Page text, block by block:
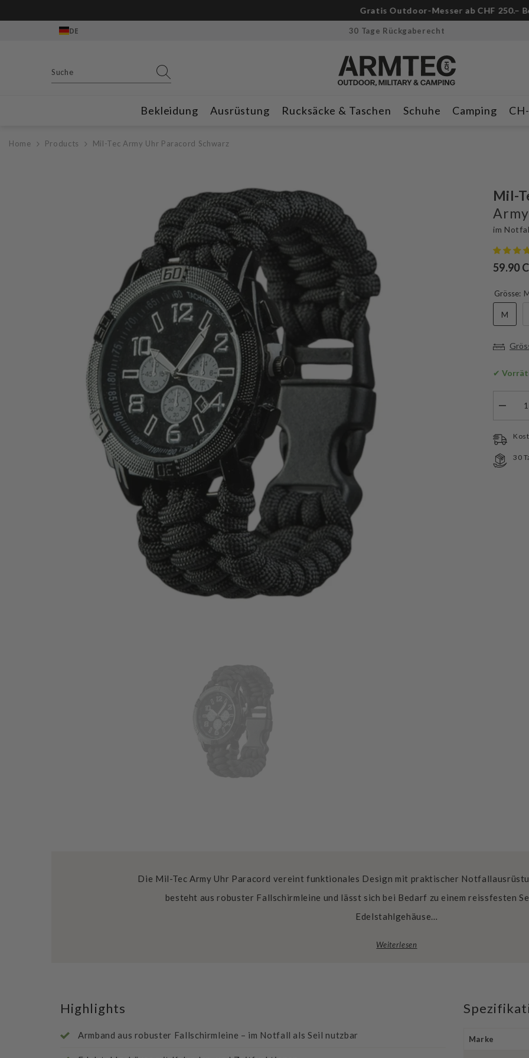
Gratis Outdoor-Messer ab CHF 250.– Bestellwert!🔪Nur für kurze Zeit &
DE 30 Tage Rückgaberecht
Bekleidung Ausrüstung Rucksäcke & Taschen Schuhe Camping
Home Products Mil-Tec Army Uhr Paracord Schwarz
Mil-
im
59.90
Grösse:
M
✔
Menge
Mil-
Tec
Army
Uhr
30
Die Mil-Tec Army Uhr Paracord vereint funktionales Design mit praktischer
besteht aus robuster Fallschirmleine und lässt sich bei Bedarf zu einem reissfesten
Edelstahlgehäuse…
Weiterlesen
Highlights
Armband aus robuster Fallschirmleine – im Notfall als Seil nutzbar Marke